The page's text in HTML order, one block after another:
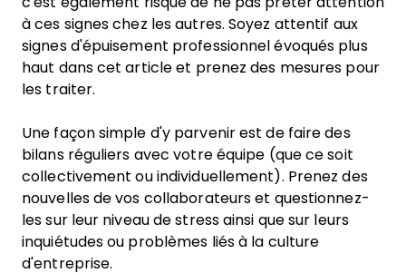
à ces signes chez les autres. Soyez attentif aux
signes d'épuisement professionnel évoqués plus
haut dans cet article et prenez des mesures pour
les traiter.
Une façon simple d'y parvenir est de faire des
bilans réguliers avec votre équipe (que ce soit
collectivement ou individuellement). Prenez des
nouvelles de vos collaborateurs et questionnez-
les sur leur niveau de stress ainsi que sur leurs
inquiétudes ou problèmes liés à la culture
d'entreprise.